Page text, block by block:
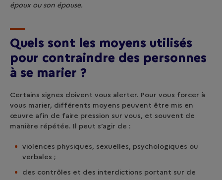
époux ou son épouse.
Quels sont les moyens utilisés
pour contraindre des personnes
à se marier ?
Certains signes doivent vous alerter. Pour vous forcer à
vous marier, différents moyens peuvent être mis en
œuvre afin de faire pression sur vous, et souvent de
manière répétée. Il peut s’agir de :
violences physiques, sexuelles, psychologiques ou
verbales ;
des contrôles et des interdictions portant sur de